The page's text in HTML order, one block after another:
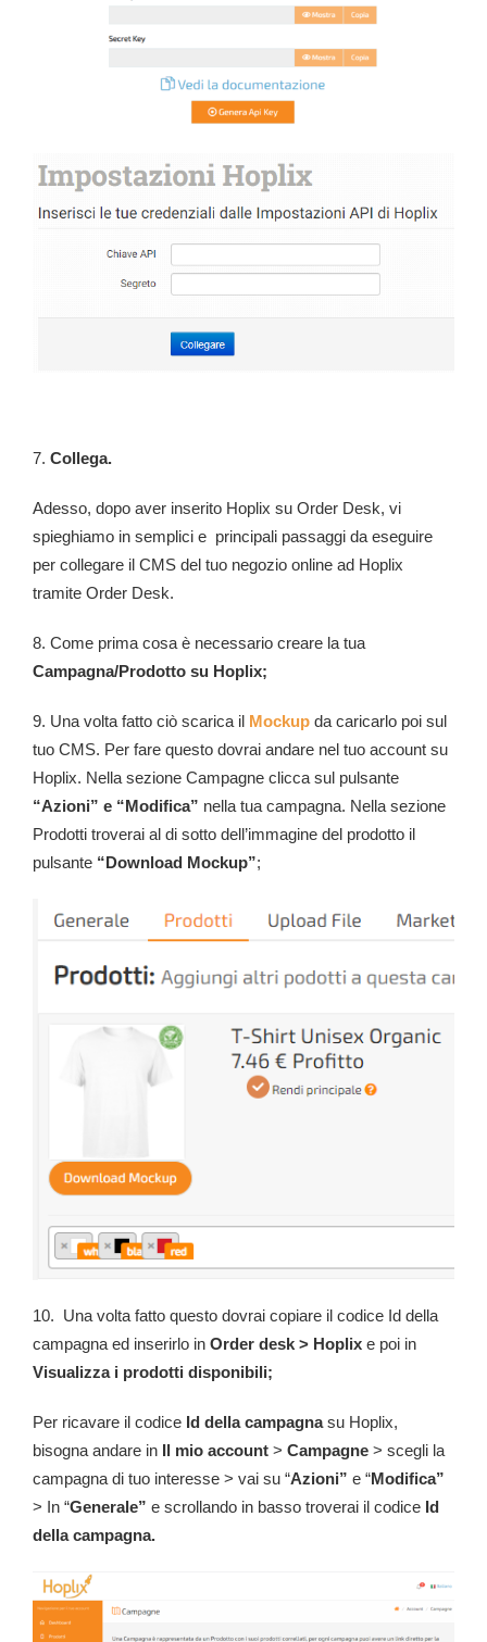
7. Collega.
Adesso, dopo aver inserito Hoplix su Order Desk, vi
spieghiamo in semplici e principali passaggi da eseguire
per collegare il CMS del tuo negozio online ad Hoplix
tramite Order Desk.
8. Come prima cosa è necessario creare la tua
Campagna/Prodotto su Hoplix;
9. Una volta fatto ciò scarica il Mockup da caricarlo poi sul
tuo CMS. Per fare questo dovrai andare nel tuo account su
Hoplix. Nella sezione Campagne clicca sul pulsante
“Azioni” e “Modifica” nella tua campagna. Nella sezione
Prodotti troverai al di sotto dell’immagine del prodotto il
pulsante “Download Mockup”;
10. Una volta fatto questo dovrai copiare il codice Id della
campagna ed inserirlo in Order desk > Hoplix e poi in
Visualizza i prodotti disponibili;
Per ricavare il codice Id della campagnasu Hoplix,
bisogna andare in
Il mio account > Campagne > scegli la
campagna di tuo interesse > vai su “Azioni” e “Modifica”
> In “Generale” e scrollando in basso troverai il codice Id
della campagna.